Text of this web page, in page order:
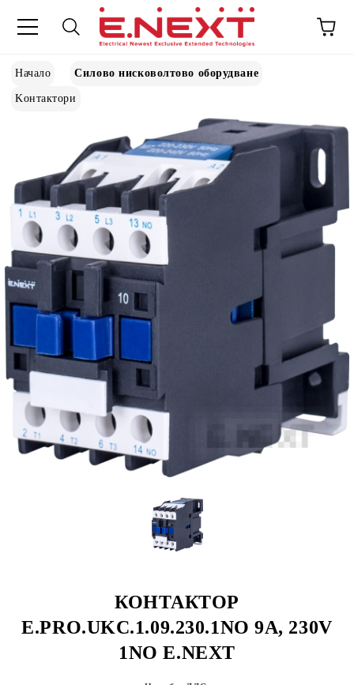
Начало Силово нисковолтово оборудване
Kонтактори
КОНТАКТОР
E.PRO.UKC.1.09.230.1NO 9A, 230V
1NO E.NEXT